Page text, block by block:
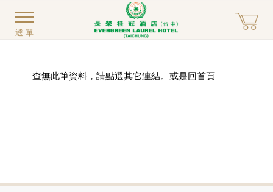
選單
查無此筆資料，請點選其它連結。或是回首頁